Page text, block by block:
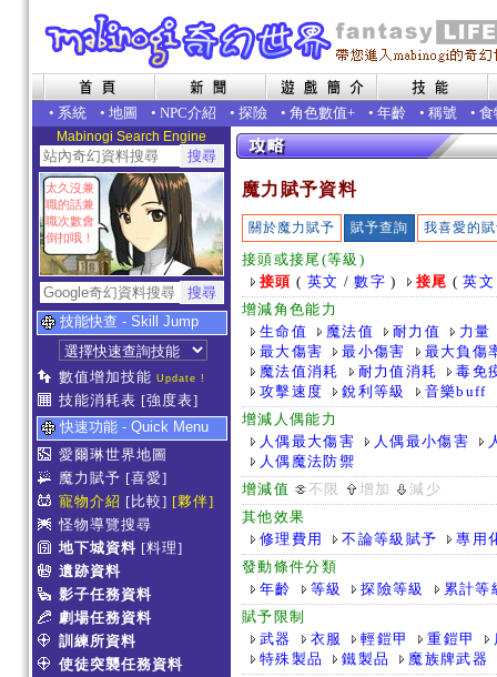
• 系統 • 地圖 • NPC介紹 • 探險 • 角色數值+ • 年齡 • 稱號 • 食
Mabinogi Search Engine
太久沒兼
職的話兼
職次數會
倒扣哦！
技能快查 - Skill Jump
數值增加技能 Update !
技能消耗表 [強度表]
快速功能 - Quick Menu
愛爾琳世界地圖
魔力賦予 [喜愛]
寵物介紹 [比較] [夥伴]
怪物導覽搜尋
地下城資料 [料理]
遺跡資料
影子任務資料
劇場任務資料
訓練所資料
使徒突襲任務資料
魔力賦予資料
關於魔力賦予 賦予查詢 我喜愛的
接頭或接尾(等級)
接頭 ( 英文 /數字 ) 接尾 (英文
增減角色能力
生命值
魔法值 耐力值
力量
最大傷害
最小傷害
最大負傷
魔法值消耗
耐力值消耗
毒免
攻擊速度
銳利等級
音樂buff
增減人偶能力
人偶最大傷害
人偶最小傷害
人偶魔法防禦
增減值
不限 增加
減少
其他效果
修理費用
不論等級賦予
專用
發動條件分類
年齡
等級 探險等級
累計等
賦予限制
武器
衣服 輕鎧甲 重鎧甲
特殊製品
鐵製品
魔族牌武器